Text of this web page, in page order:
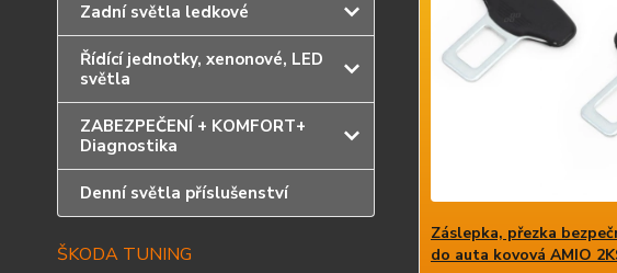
Zadní světla ledkové
Řídící jednotky, xenonové, LED
světla
ZABEZPEČENÍ + KOMFORT+
Diagnostika
Denní světla příslušenství
ŠKODA TUNING
Záslepka, přezka
do auta kovová AMIO